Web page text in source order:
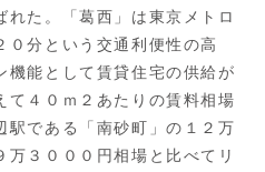
た。「葛西」は東京メトロ
０分という交通利便性の高
機能として賃貸住宅の供給が
て４０ｍ２あたりの賃料相場
駅である「南砂町」の１２万
万３０００円相場と比べてリ